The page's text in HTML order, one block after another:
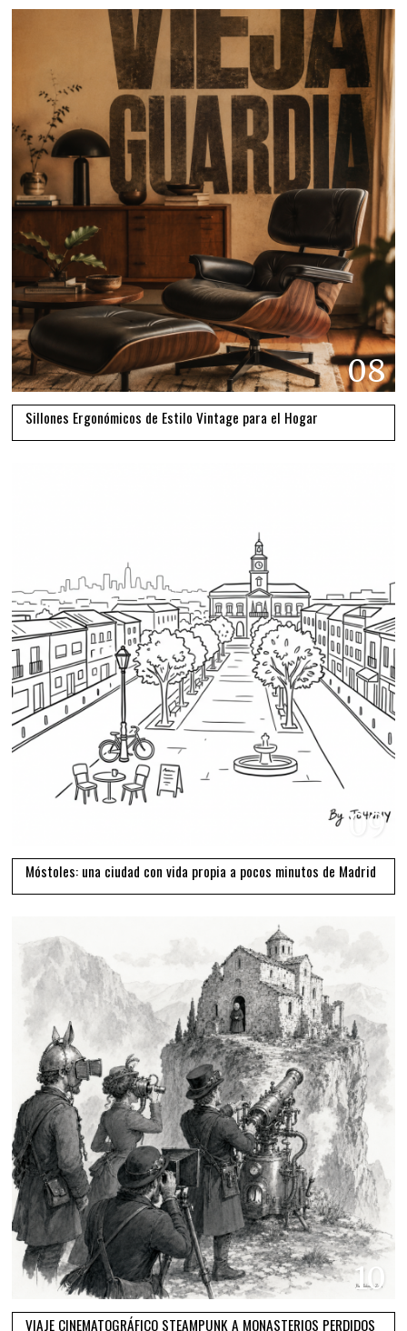
08
Sillones Ergonómicos de Estilo Vintage para el Hogar
09
Móstoles: una ciudad con vida propia a pocos minutos de Madrid
10
VIAJE CINEMATOGRÁFICO STEAMPUNK A MONASTERIOS PERDIDOS